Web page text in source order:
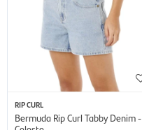
RIP CURL
Bermuda Rip Curl Tabby Denim -